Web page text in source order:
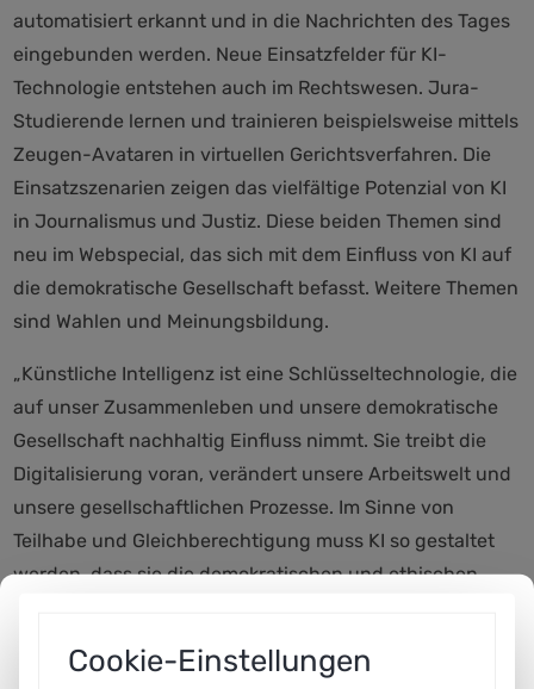
automatisiert erkannt und in die Nachrichten des Tages
eingebunden werden. Neue Einsatzfelder für KI-
Technologie entstehen auch im Rechtswesen. Jura-
Studierende lernen und trainieren beispielsweise mittels
Zeugen-Avataren in virtuellen Gerichtsverfahren. Die
Einsatzszenarien zeigen das vielfältige Potenzial von KI
in Journalismus und Justiz. Diese beiden Themen sind
neu im Webspecial, das sich mit dem Einfluss von KI auf
die demokratische Gesellschaft befasst. Weitere Themen
sind Wahlen und Meinungsbildung.
„Künstliche Intelligenz ist eine Schlüsseltechnologie, die
auf unser Zusammenleben und unsere demokratische
Gesellschaft nachhaltig Einfluss nimmt. Sie treibt die
Digitalisierung voran, verändert unsere Arbeitswelt und
unsere gesellschaftlichen Prozesse. Im Sinne von
Teilhabe und Gleichberechtigung muss KI so gestaltet
werden, dass sie die demokratischen und ethischen
Cookie-Einstellungen